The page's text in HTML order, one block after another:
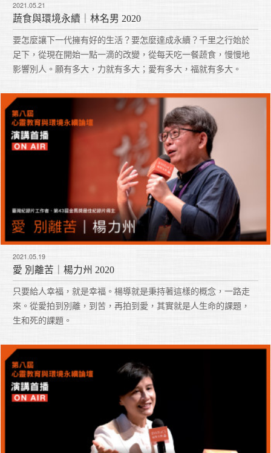
2021.05.21
蔬食與環境永續｜林名男 2020
要怎麼讓下一代擁有好的生活？要怎麼達成永續？千里之行始於
足下，從現在開始一點一滴的改變，從每天吃一餐蔬食，慢慢地
影響別人。願有多大，力就有多大；愛有多大，福就有多大。
2021.05.19
愛 別離苦｜楊力州 2020
只要給人幸福，就是幸福。楊導就是秉持著這樣的概念，一路走
來。從愛拍到別離，到苦，再拍到愛，其實就是人生命的課題，
生和死的課題。